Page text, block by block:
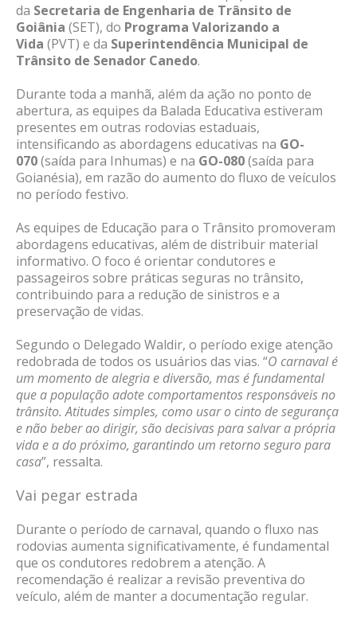
da Secretaria de Engenharia de Trânsito de
Goiânia (SET), do Programa Valorizando a
Vida (PVT) e da Superintendência Municipal de
Trânsito de Senador Canedo.
Durante toda a manhã, além da ação no ponto de
abertura, as equipes da Balada Educativa estiveram
presentes em outras rodovias estaduais,
intensificando as abordagens educativas na GO-
070(saída para Inhumas) e na GO-080(saída para
Goianésia), em razão do aumento do fluxo de veículos
no período festivo.
As equipes de Educação para o Trânsito promoveram
abordagens educativas, além de distribuir material
informativo. O foco é orientar condutores e
passageiros sobre práticas seguras no trânsito,
contribuindo para a redução de sinistros e a
preservação de vidas.
Segundo o Delegado Waldir, o período exige atenção
redobrada de todos os usuários das vias. “O carnaval é
um momento de alegria e diversão, mas é fundamental
que a população adote comportamentos responsáveis no
trânsito. Atitudes simples, como usar o cinto de segurança
e não beber ao dirigir, são decisivas para salvar a própria
vida e a do próximo, garantindo um retorno seguro para
casa”, ressalta.
Vai pegar estrada
Durante o período de carnaval, quando o fluxo nas
rodovias aumenta significativamente, é fundamental
que os condutores redobrem a atenção. A
recomendação é realizar a revisão preventiva do
veículo, além de manter a documentação regular.